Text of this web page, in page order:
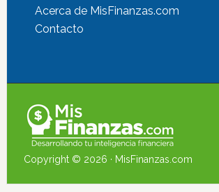
Acerca de MisFinanzas.com
Contacto
Copyright © 2026 · MisFinanzas.com